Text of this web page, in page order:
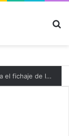
El Club Voleibol Kiele Socuéllamos anuncia el fichaje de la central norteamericana Morgan Thurlow para la temporada 2026/2027